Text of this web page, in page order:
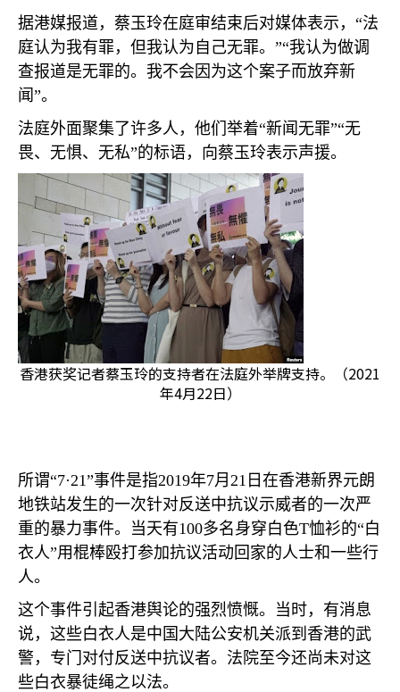
据港媒报道，蔡玉玲在庭审结束后对媒体表示，“法
庭认为我有罪，但我认为自己无罪。”“我认为做调
查报道是无罪的。我不会因为这个案子而放弃新
闻”。
法庭外面聚集了许多人，他们举着“新闻无罪”“无
畏、无惧、无私”的标语，向蔡玉玲表示声援。
香港获奖记者蔡玉玲的支持者在法庭外举牌支持。（2021
年4月22日）
所谓“7·21”事件是指2019年7月 21 日在香港新界元朗
地铁站发生的一次针对反送中抗议示威者的一次严
重的暴力事件。当天有100多名身穿白色T恤衫的“白
衣人”用棍棒殴打参加抗议活动回家的人士和一些行
人。
这个事件引起香港舆论的强烈愤慨。当时，有消息
说，这些白衣人是中国大陆公安机关派到香港的武
警，专门对付反送中抗议者。法院至今还尚未对这
些白衣暴徒绳之以法。